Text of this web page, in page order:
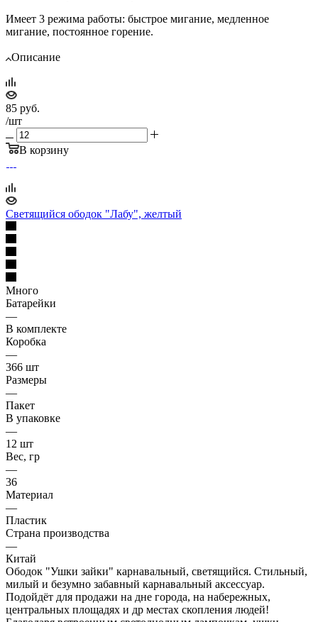
Имеет 3 режима работы: быстрое мигание, медленное
мигание, постоянное горение.
Описание
85 руб.
/шт
В корзину
Светящийся ободок "Лабу", желтый
Много
Батарейки
—
В комплекте
Коробка
—
366 шт
Размеры
—
Пакет
В упаковке
—
12 шт
Вес, гр
—
36
Материал
—
Пластик
Страна производства
—
Китай
Ободок "Ушки зайки" карнавальный, светящийся. Стильный,
милый и безумно забавный карнавальный аксессуар.
Подойдёт для продажи на дне города, на набережных,
центральных площадях и др местах скопления людей!